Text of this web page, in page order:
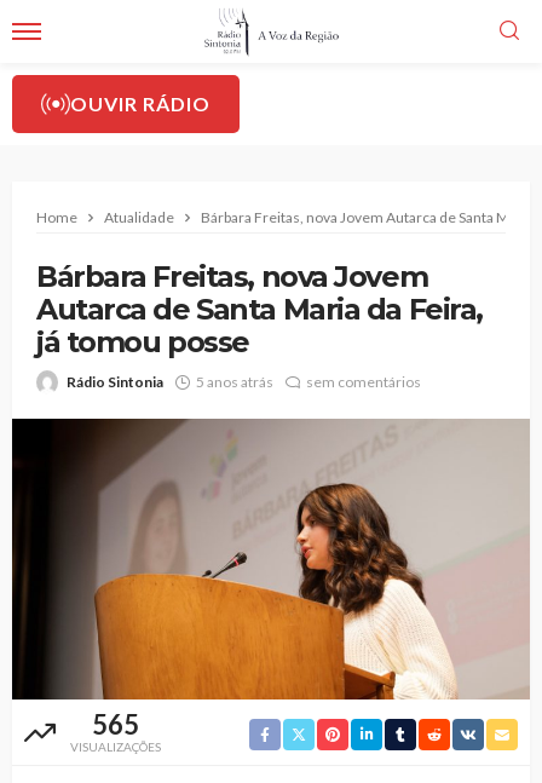
OUVIR RÁDIO
Home Atualidade Bárbara Freitas, nova Jovem Autarca de Santa Maria
Bárbara Freitas, nova Jovem
Autarca de Santa Maria da Feira,
já tomou posse
Rádio Sintonia 5 anos atrás sem comentários
565
VISUALIZAÇÕES